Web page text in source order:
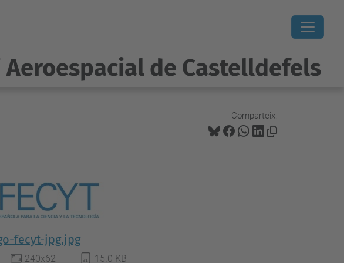
de Castelldefels
Comparteix:
fecyt-jpg.jpg
240x62 15.0 KB